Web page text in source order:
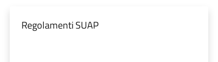
Regolamenti SUAP